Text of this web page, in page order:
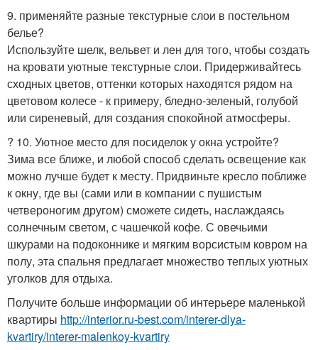
9. применяйте разные текстурные слои в постельном
белье?
Используйте шелк, вельвет и лен для того, чтобы создать
на кровати уютные текстурные слои. Придерживайтесь
сходных цветов, оттенки которых находятся рядом на
цветовом колесе - к примеру, бледно-зеленый, голубой
или сиреневый, для создания спокойной атмосферы.
? 10. Уютное место для посиделок у окна устройте?
Зима все ближе, и любой способ сделать освещение как
можно лучше будет к месту. Придвиньте кресло поближе
к окну, где вы (сами или в компании с пушистым
четвероногим другом) сможете сидеть, наслаждаясь
солнечным светом, с чашечкой кофе. С овечьими
шкурами на подоконнике и мягким ворсистым ковром на
полу, эта спальня предлагает множество теплых уютных
уголков для отдыха.
Получите больше информации об интерьере маленькой
квартиры http://interior.ru-best.com/interer-dlya-
kvartiry/interer-malenkoy-kvartiry